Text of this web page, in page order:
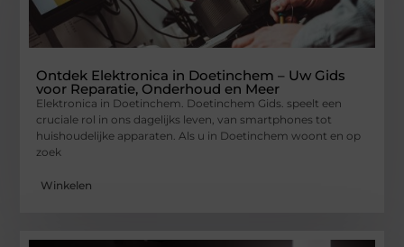
Ontdek Elektronica in Doetinchem – Uw Gids
voor Reparatie, Onderhoud en Meer
Elektronica in Doetinchem. Doetinchem Gids. speelt een
cruciale rol in ons dagelijks leven, van smartphones tot
huishoudelijke apparaten. Als u in Doetinchem woont en op
zoek
Winkelen